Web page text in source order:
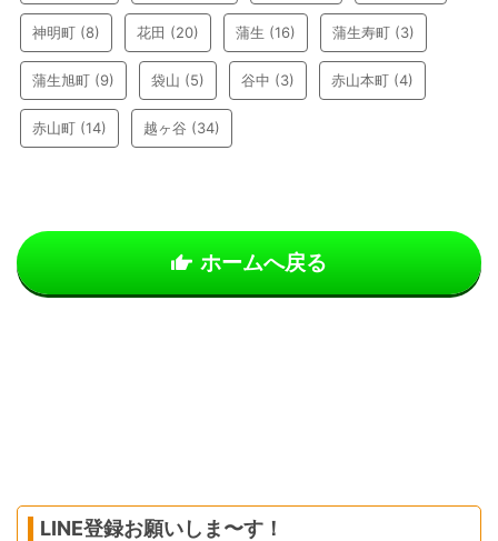
神明町 (8) 花田 (20) 蒲生 (16) 蒲生寿町 (3)
蒲生旭町 (9) 袋山 (5) 谷中 (3) 赤山本町 (4)
赤山町 (14) 越ヶ谷 (34)
ホームへ戻る
LINE登録お願いしま〜す！